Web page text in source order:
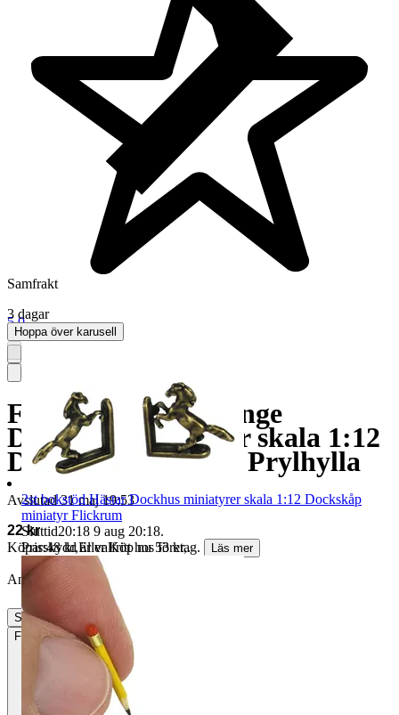
5.0
Flygplan Blå bakvinge
Dockhus miniatyrer skala 1:12
Dockskåp miniatyr Prylhylla
Avslutad 31 maj 19:53
22 kr
Köparskydd är valfritt hos företag.
Läs mer
Annonsen är avslutad. Såld med Köp nu.
Slutade 31 maj 19:53
Frakt
15 kr Annat fraktsätt
Samfrakt
3 dagar
Hoppa över karusell
2st bokstöd Hästar Dockhus miniatyrer skala 1:12 Dockskåp
miniatyr Flickrum
Sluttid20:18 9 aug 20:18.
Pris:48 kr,Eller Köp nu 53 kr,.